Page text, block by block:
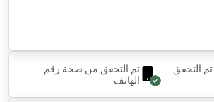
تم التحقق
تم التحقق من صحة رقم
الهاتف